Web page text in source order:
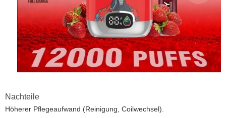
Nachteile
Höherer Pflegeaufwand (Reinigung, Coilwechsel).